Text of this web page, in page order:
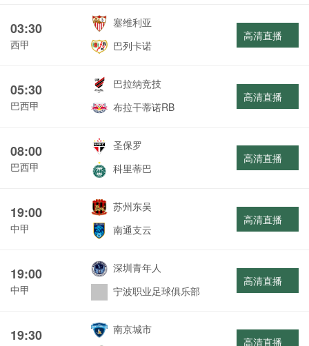
03:30
西甲
塞维利亚
巴列卡诺
高清直播
05:30
巴西甲
巴拉纳竞技
布拉干蒂诺RB
高清直播
08:00
巴西甲
圣保罗
科里蒂巴
高清直播
19:00
中甲
苏州东吴
南通支云
高清直播
19:00
中甲
深圳青年人
宁波职业足球俱乐部
高清直播
19:30
南京城市
高清直播